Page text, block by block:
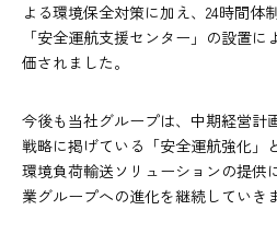
よる環境保全対策に加え、24時間体
「安全運航支援センター」の設置
価されました。
今後も当社グループは、中期経営計
戦略に掲げている「安全運航強化」
環境負荷輸送ソリューションの提供
業グループへの進化を継続していき